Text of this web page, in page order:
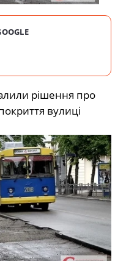
рішення про
вулиці